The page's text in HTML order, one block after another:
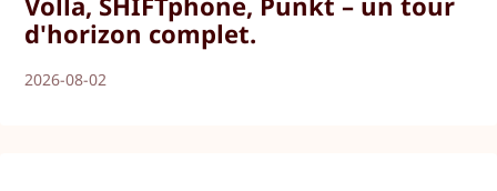
d'horizon complet.
2026-08-02